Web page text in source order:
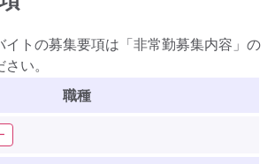
トの募集要項は「非常勤募集内容」の
い。
職種